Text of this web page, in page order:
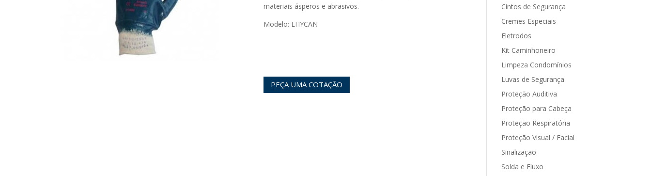
materiais ásperos e abrasivos.
Modelo: LHYCAN
PEÇA UMA COTAÇÃO
Cintos de Segurança
Cremes Especiais
Eletrodos
Kit Caminhoneiro
Limpeza Condomínios
Luvas de Segurança
Proteção Auditiva
Proteção para Cabeça
Proteção Respiratória
Proteção Visual / Facial
Sinalização
Solda e Fluxo